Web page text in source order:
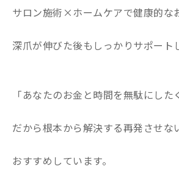
サロン施術×ホームケアで健康的な
深爪が伸びた後もしっかりサポート
「あなたのお金と時間を無駄にした
だから根本から解決する再発させな
おすすめしています。